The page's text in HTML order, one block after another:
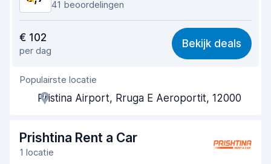
41 beoordelingen
8,6
Makkelijk te vinden 8,6
Behulpzame medewerker
Snelheid ophaalproces
Snelheid inleverproces
€ 102
per dag
Bekijk deals
Populairste locatie
Pristina Airport, Rruga E Aeroportit, 12000
Prishtina Rent a Car
1 locatie